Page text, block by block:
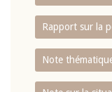
Rapport sur la
Note